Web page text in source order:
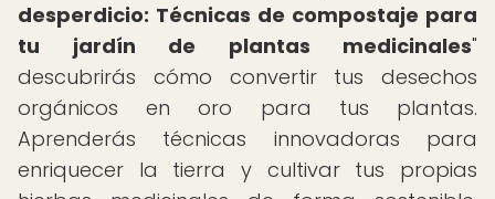
desperdicio: Técnicas de compostaje para
tu jardín de plantas medicinales"
descubrirás cómo convertir tus desechos
orgánicos en oro para tus plantas.
Aprenderás técnicas innovadoras para
enriquecer la tierra y cultivar tus propias